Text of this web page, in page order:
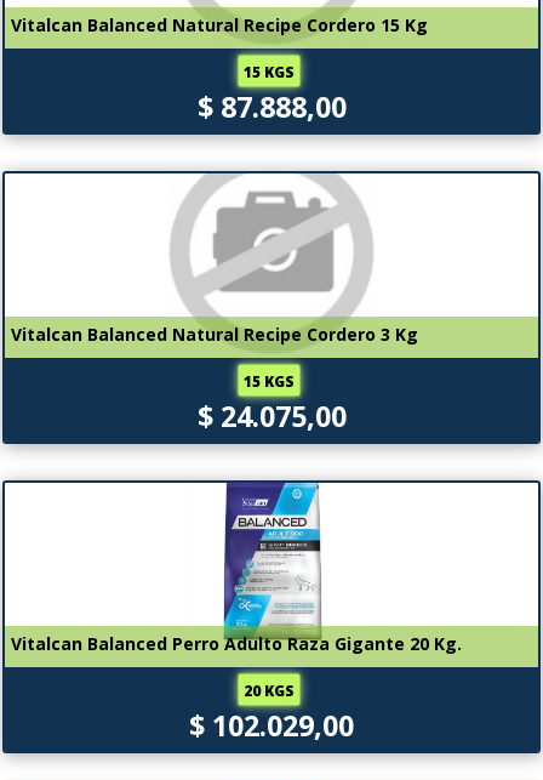
Vitalcan Balanced Natural Recipe Cordero 15 Kg
15 KGS
$ 87.888,00
Vitalcan Balanced Natural Recipe Cordero 3 Kg
15 KGS
$ 24.075,00
Vitalcan Balanced Perro Adulto Raza Gigante 20 Kg.
20 KGS
$ 102.029,00